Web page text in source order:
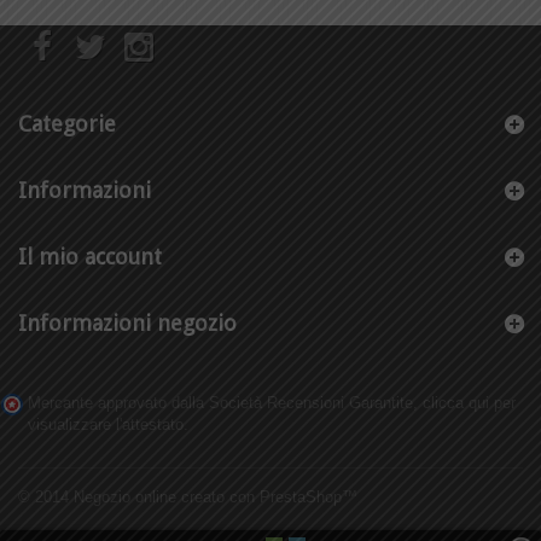
Categorie
Informazioni
© 2014 Negozio online creato con PrestaShop™
Il mio account
Informazioni negozio
Mercante approvato dalla Società Recensioni Garantite, clicca qui per
visualizzare l'attestato